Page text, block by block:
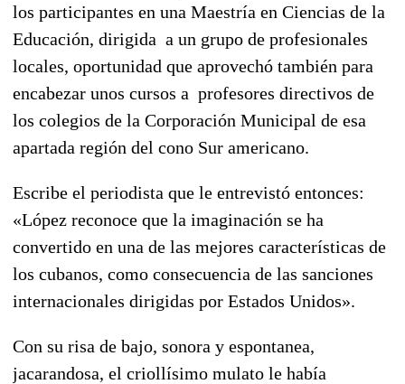
los participantes en una Maestría en Ciencias de la
Educación, dirigida a un grupo de profesionales
locales, oportunidad que aprovechó también para
encabezar unos cursos a profesores directivos de
los colegios de la Corporación Municipal de esa
apartada región del cono Sur americano.
Escribe el periodista que le entrevistó entonces:
«López reconoce que la imaginación se ha
convertido en una de las mejores características de
los cubanos, como consecuencia de las sanciones
internacionales dirigidas por Estados Unidos».
Con su risa de bajo, sonora y espontanea,
jacarandosa, el criollísimo mulato le había